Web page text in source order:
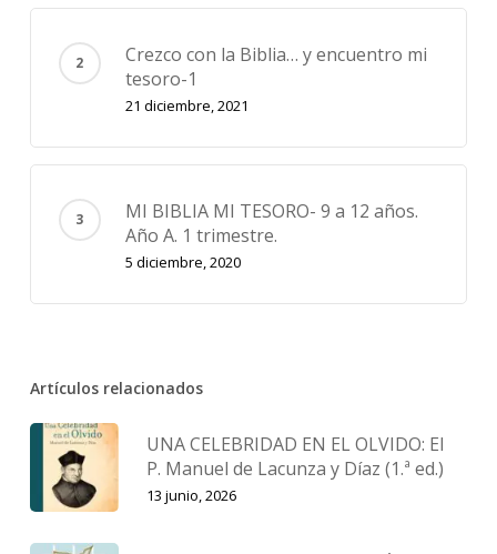
Crezco con la Biblia… y encuentro mi
tesoro-1
21 diciembre, 2021
MI BIBLIA MI TESORO- 9 a 12 años.
Año A. 1 trimestre.
5 diciembre, 2020
Artículos relacionados
UNA CELEBRIDAD EN EL OLVIDO: El
P. Manuel de Lacunza y Díaz (1.ª ed.)
13 junio, 2026